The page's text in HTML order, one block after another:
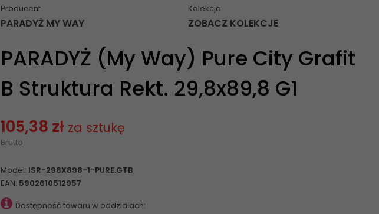
Producent
PARADYŻ MY WAY
Kolekcja
ZOBACZ KOLEKCJE
PARADYŻ (My Way) Pure City Grafit
B Struktura Rekt. 29,8x89,8 G1
105,38 zł za sztukę
Brutto
Model: ISR-298X898-1-PURE.GTB
EAN: 5902610512957
Dostępność towaru w oddziałach: